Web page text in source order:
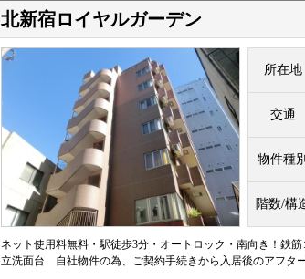
北新宿ロイヤルガーデン
所在地
交通
物件種別
階数/構
ネット使用料無料・駅徒歩3分・オートロック・南向き！鉄
立洗面台 自社物件の為、ご契約手続きから入居後のアフタ